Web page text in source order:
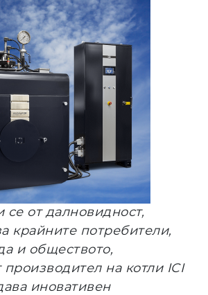
се от далновидност,
крайните потребители,
и обществото,
производител на котли ICI
иновативен